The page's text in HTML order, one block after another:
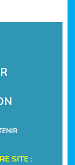
SITE :